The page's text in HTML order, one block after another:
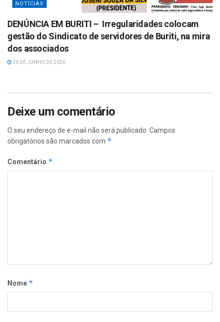
NOTÍCIAS
DENÚNCIA EM BURITI – Irregularidades colocam
gestão do Sindicato de servidores de Buriti, na mira
dos associados
26 DE JUNHO DE 2026
Deixe um comentário
O seu endereço de e-mail não será publicado. Campos
obrigatórios são marcados com *
Comentário *
Nome *